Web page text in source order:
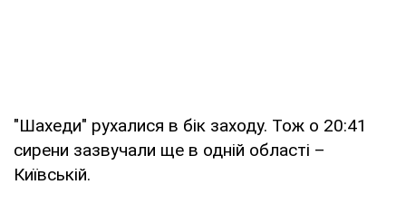
"Шахеди" рухалися в бік заходу. Тож о 20:41
сирени зазвучали ще в одній області –
Київській.